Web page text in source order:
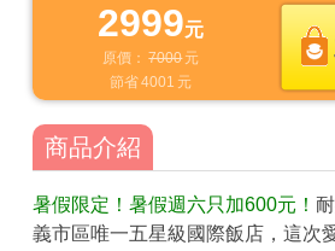
2999元
原價： 7000元
節省4001 元
商品介紹
暑假限定！暑假週六只加600元！
義市區唯一五星級國際飯店，這次